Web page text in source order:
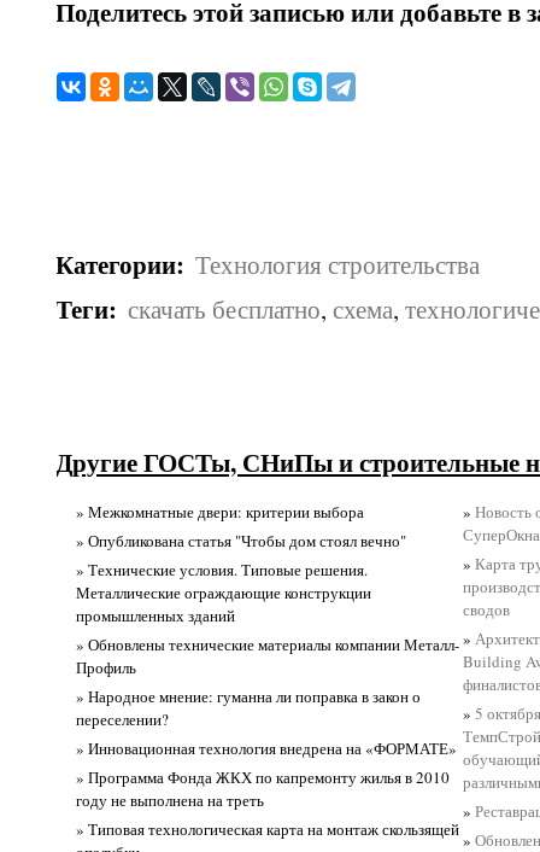
Поделитесь этой записью или добавьте в
Категории: Технология строительства
Теги: скачать бесплатно, схема,
Другие ГОСТы, СНиПы и строительные
» Межкомнатные двери: критерии выбора
» Опубликована статья "Чтобы дом стоял вечно"
» Технические условия. Типовые решения.
Металлические ограждающие конструкции
промышленных зданий
» Обновлены технические материалы компании Металл-
Профиль
» Народное мнение: гуманна ли поправка в закон о
переселении?
» Инновационная технология внедрена на «ФОРМАТЕ»
» Программа Фонда ЖКХ по капремонту жилья в 2010
году не выполнена на треть
» Типовая технологическая карта на монтаж скользящей
»Новость
»Карта
сводов
»
Building
»5
»
»